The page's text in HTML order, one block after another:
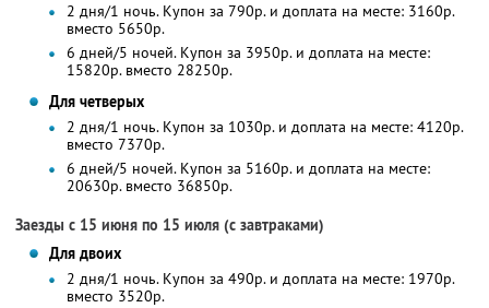
2 дня/1 ночь. Купон за 790р. и доплата на месте: 3160р.
вместо 5650р.
6 дней/5 ночей. Купон за 3950р. и доплата на месте:
15820р. вместо 28250р.
Для четверых
2 дня/1 ночь. Купон за 1030р. и доплата на месте: 4120р.
вместо 7370р.
6 дней/5 ночей. Купон за 5160р. и доплата на месте:
20630р. вместо 36850р.
Заезды с 15 июня по 15 июля (с завтраками)
Для двоих
2 дня/1 ночь. Купон за 490р. и доплата на месте: 1970р.
вместо 3520р.